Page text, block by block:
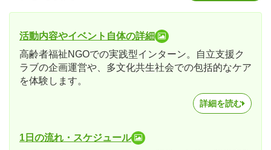
活動内容やイベント自体の詳細
高齢者福祉NGOでの実践型インターン。自立支援ク
ラブの企画運営や、多文化共生社会での包括的なケア
を体験します。
詳細を読む
1日の流れ・スケジュール